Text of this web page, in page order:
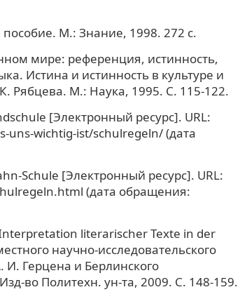
М.: Знание, 1998. 272 с.
мире: референция, истинность,
Истина и истинность в культуре и
Рябцева. М.: Наука, 1995. С. 115-122.
[Электронный ресурс]. URL:
wichtig-ist/schulregeln/ (дата
Schule [Электронный ресурс]. URL:
(дата обращения:
literarischer Texte in der
научно-исследовательского
И. Герцена и Берлинского
во Политехн. ун-та, 2009. С. 148-159.